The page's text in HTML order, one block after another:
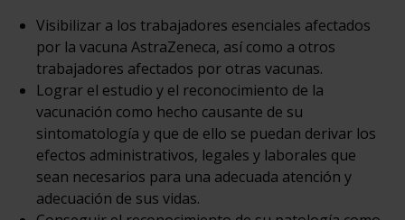
Visibilizar a los trabajadores esenciales afectados
por la vacuna AstraZeneca, así como a otros
trabajadores afectados por otras vacunas.
Lograr el estudio y el reconocimiento de la
vacunación como hecho causante de su
sintomatología y que de ello se puedan derivar los
efectos administrativos, legales y laborales que
sean necesarios para una adecuada atención y
adecuación de sus vidas.